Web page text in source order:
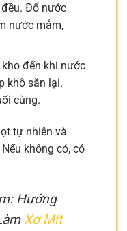
Đổ nước
nước mắm,
đến khi nước
khô săn lại.
cùng.
tự nhiên và
không có, có
Hướng
Xơ Mít